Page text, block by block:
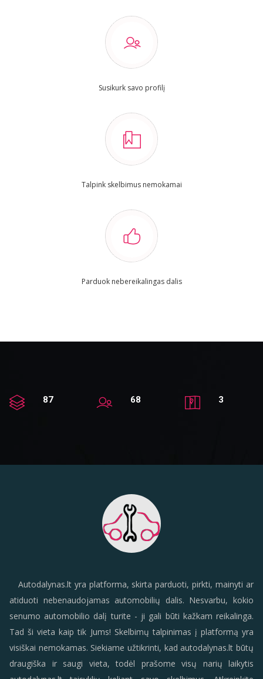
Susikurk savo profilį
Talpink skelbimus nemokamai
Parduok nebereikalingas dalis
87 68 3
Autodalynas.lt yra platforma, skirta parduoti, pirkti, mainyti ar
atiduoti nebenaudojamas automobilių dalis. Nesvarbu, kokio
senumo automobilio dalį turite - ji gali būti kažkam reikalinga.
Tad ši vieta kaip tik Jums! Skelbimų talpinimas į platformą yra
visiškai nemokamas. Siekiame užtikrinti, kad autodalynas.lt būtų
draugiška ir saugi vieta, todėl prašome visų narių laikytis